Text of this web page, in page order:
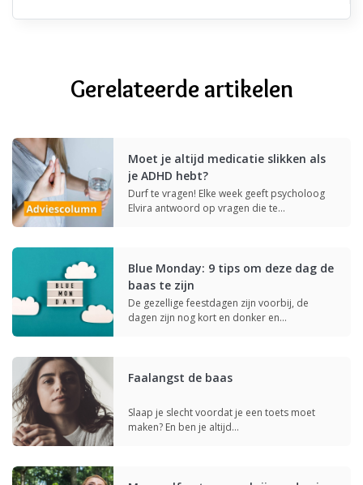
Gerelateerde artikelen
Moet je altijd medicatie slikken als
je ADHD hebt?
Durf te vragen! Elke week geeft psycholoog
Elvira antwoord op vragen die te…
Blue Monday: 9 tips om deze dag de
baas te zijn
De gezellige feestdagen zijn voorbij, de
dagen zijn nog kort en donker en…
Faalangst de baas
Slaap je slecht voordat je een toets moet
maken? En ben je altijd…